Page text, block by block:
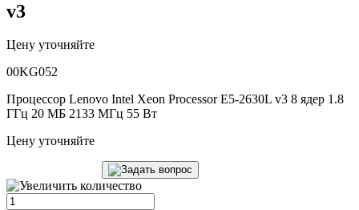
v3
Цену уточняйте
00KG052
Процессор Lenovo Intel Xeon Processor E5-2630L v3 8 ядер 1.8
ГГц 20 МБ 2133 МГц 55 Вт
Цену уточняйте